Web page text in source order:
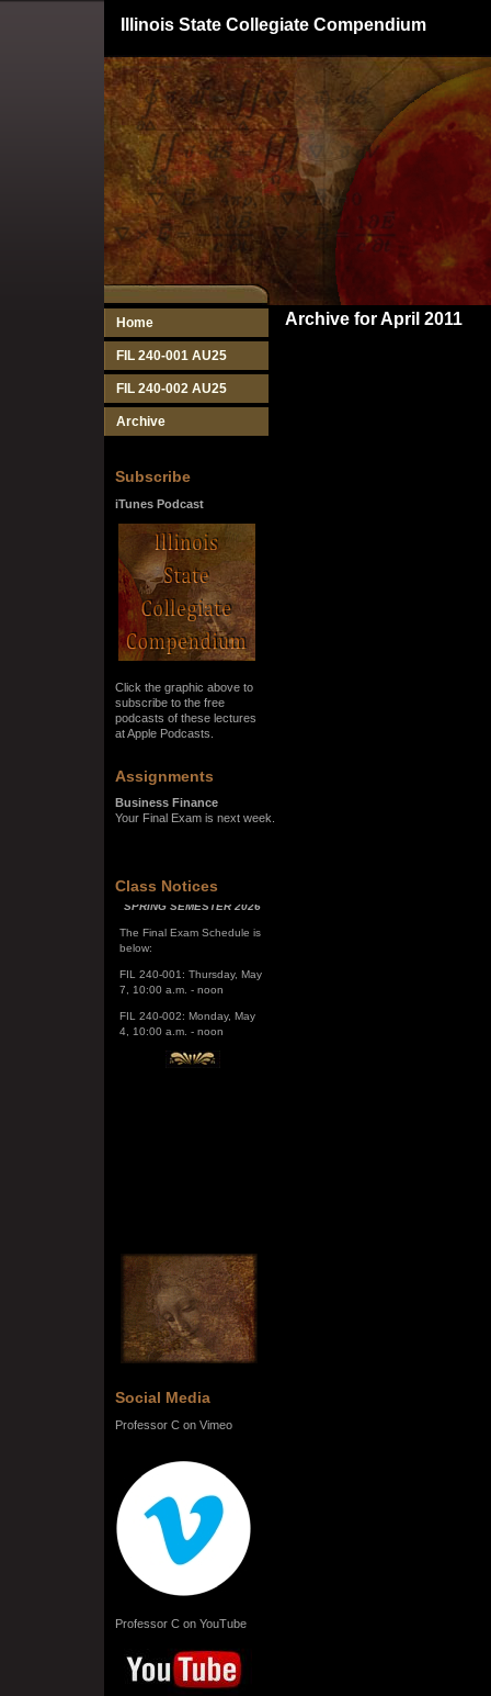
Illinois State Collegiate Compendium
Home
FIL 240-001 AU25
FIL 240-002 AU25
Archive
Subscribe
iTunes Podcast
Click the graphic above to
subscribe to the free
podcasts of these lectures
at Apple Podcasts.
Assignments
Business Finance
Your Final Exam is next week.
Class Notices
SPRING SEMESTER 2026
The Final Exam Schedule is
FIL 240-001: Thursday, May
FIL 240-002: Monday, May
Social Media
Professor C on Vimeo
Professor C on YouTube
Archive for April 2011